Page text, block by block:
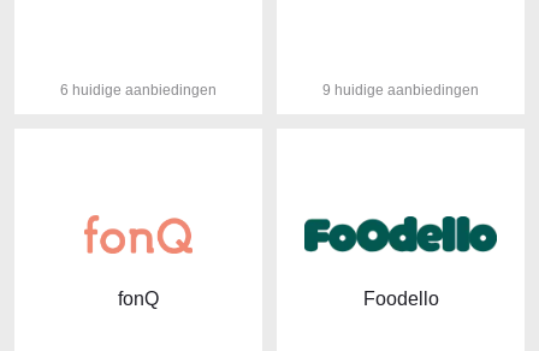
6 huidige aanbiedingen 9 huidige aanbiedingen
fonQ Foodello